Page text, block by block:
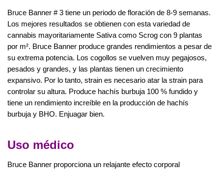
Bruce Banner # 3 tiene un periodo de floración de 8-9 semanas.
Los mejores resultados se obtienen con esta variedad de
cannabis mayoritariamente Sativa como Scrog con 9 plantas
por m². Bruce Banner produce grandes rendimientos a pesar de
su extrema potencia. Los cogollos se vuelven muy pegajosos,
pesados y grandes, y las plantas tienen un crecimiento
expansivo. Por lo tanto, strain es necesario atar la strain para
controlar su altura. Produce hachís burbuja 100 % fundido y
tiene un rendimiento increíble en la producción de hachís
burbuja y BHO. Enjuagar bien.
Uso médico
Bruce Banner proporciona un relajante efecto corporal